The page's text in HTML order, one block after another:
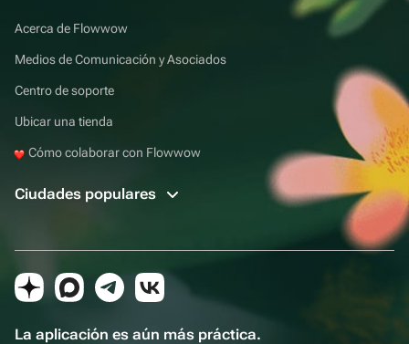
Acerca de Flowwow
Medios de Comunicación y Asociados
Centro de soporte
Ubicar una tienda
Cómo colaborar con Flowwow
Ciudades populares
La aplicación es aún más práctica.